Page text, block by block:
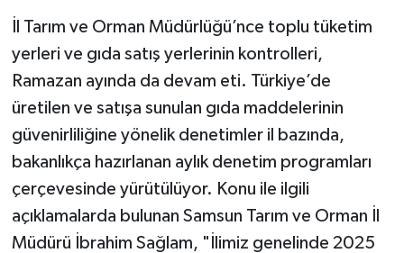
İl Tarım ve Orman Müdürlüğü’nce toplu tüketim
yerleri ve gıda satış yerlerinin kontrolleri,
Ramazan ayında da devam eti. Türkiye’de
üretilen ve satışa sunulan gıda maddelerinin
güvenirliliğine yönelik denetimler il bazında,
bakanlıkça hazırlanan aylık denetim programları
çerçevesinde yürütülüyor. Konu ile ilgili
açıklamalarda bulunan Samsun Tarım ve Orman İl
Müdürü İbrahim Sağlam, "İlimiz genelinde 2025